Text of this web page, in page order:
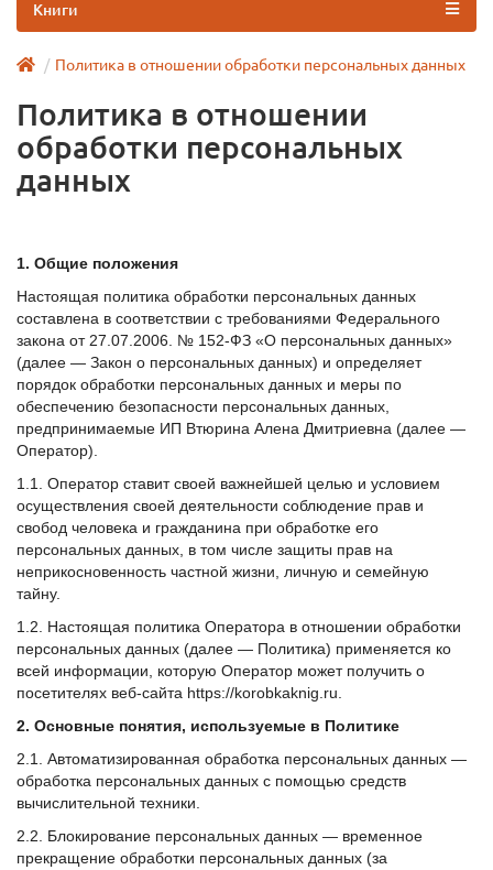
Книги
Политика в отношении обработки персональных данных
Политика в отношении
обработки персональных
данных
1. Общие положения
Настоящая политика обработки персональных данных
составлена в соответствии с требованиями Федерального
закона от 27.07.2006. № 152-ФЗ «О персональных данных»
(далее — Закон о персональных данных) и определяет
порядок обработки персональных данных и меры по
обеспечению безопасности персональных данных,
предпринимаемые ИП Втюрина Алена Дмитриевна (далее —
Оператор).
1.1. Оператор ставит своей важнейшей целью и условием
осуществления своей деятельности соблюдение прав и
свобод человека и гражданина при обработке его
персональных данных, в том числе защиты прав на
неприкосновенность частной жизни, личную и семейную
тайну.
1.2. Настоящая политика Оператора в отношении обработки
персональных данных (далее — Политика) применяется ко
всей информации, которую Оператор может получить о
посетителях веб-сайта https://korobkaknig.ru.
2. Основные понятия, используемые в Политике
2.1. Автоматизированная обработка персональных данных —
обработка персональных данных с помощью средств
вычислительной техники.
2.2. Блокирование персональных данных — временное
прекращение обработки персональных данных (за